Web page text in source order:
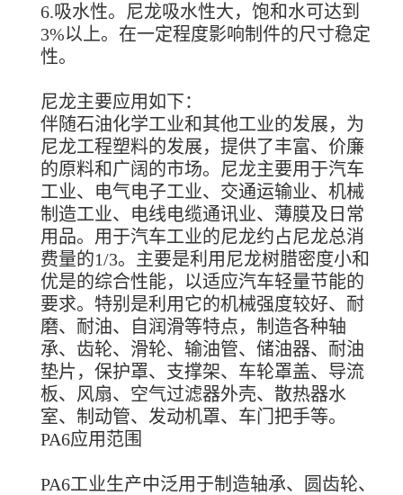
6.吸水性。尼龙吸水性大，饱和水可达到
3%以上。在一定程度影响制件的尺寸稳定
性。
尼龙主要应用如下：
伴随石油化学工业和其他工业的发展，为
尼龙工程塑料的发展，提供了丰富、价廉
的原料和广阔的市场。尼龙主要用于汽车
工业、电气电子工业、交通运输业、机械
制造工业、电线电缆通讯业、薄膜及日常
用品。用于汽车工业的尼龙约占尼龙总消
费量的1/3。主要是利用尼龙树腊密度小和
优是的综合性能，以适应汽车轻量节能的
要求。特别是利用它的机械强度较好、耐
磨、耐油、自润滑等特点，制造各种轴
承、齿轮、滑轮、输油管、储油器、耐油
垫片，保护罩、支撑架、车轮罩盖、导流
板、风扇、空气过滤器外壳、散热器水
室、制动管、发动机罩、车门把手等。
PA6应用范围
PA6工业生产中泛用于制造轴承、圆齿轮、